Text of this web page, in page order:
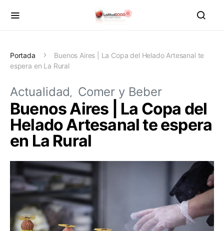
Portada
Buenos Aires | La Copa del Helado Artesanal te
espera en La Rural
Actualidad Comer y Beber
Buenos Aires | La Copa del
Helado Artesanal te espera
en La Rural